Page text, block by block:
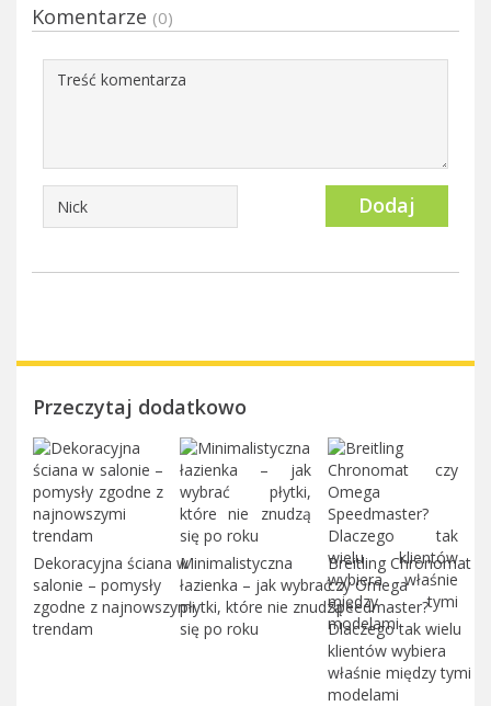
Komentarze (0)
Dodaj
Przeczytaj dodatkowo
Dekoracyjna ściana w
salonie – pomysły
zgodne z najnowszymi
trendam
Minimalistyczna
łazienka – jak wybrać
płytki, które nie znudzą
się po roku
Breitling Chronomat
czy Omega
Speedmaster?
Dlaczego tak wielu
klientów wybiera
właśnie między tymi
modelami